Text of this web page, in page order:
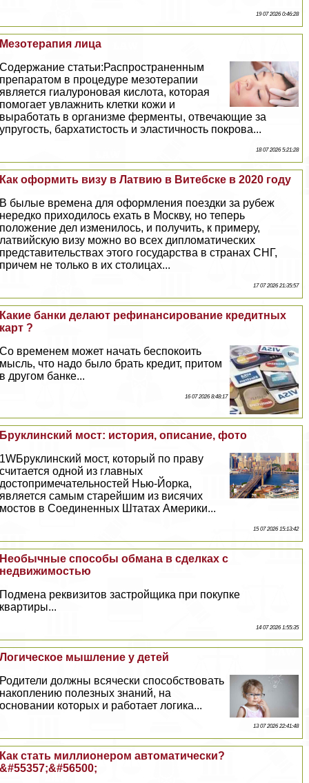
19 07 2026 0:46:28
Мезотерапия лица
Содержание статьи:Распространенным
препаратом в процедуре мезотерапии
является гиалуроновая кислота, которая
помогает увлажнить клетки кожи и
выработать в организме ферменты, отвечающие за
упругость, бархатистость и эластичность покрова...
18 07 2026 5:21:28
Как оформить визу в Латвию в Витебске в 2020 году
В былые времена для оформления поездки за рубеж
нередко приходилось ехать в Москву, но теперь
положение дел изменилось, и получить, к примеру,
латвийскую визу можно во всех дипломатических
представительствах этого государства в странах СНГ,
причем не только в их столицах...
17 07 2026 21:35:57
Какие банки делают рефинансирование кредитных
карт ?
Со временем может начать беспокоить
мысль, что надо было брать кредит, притом
в другом банке...
16 07 2026 8:48:17
Бруклинский мост: история, описание, фото
1WБруклинский мост, который по праву
считается одной из главных
достопримечательностей Нью-Йорка,
является самым старейшим из висячих
мостов в Соединенных Штатах Америки...
15 07 2026 15:13:42
Необычные способы обмана в сделках с
недвижимостью
Подмена реквизитов застройщика при покупке
квартиры...
14 07 2026 1:55:35
Логическое мышление у детей
Родители должны всячески способствовать
накоплению полезных знаний, на
основании которых и работает логика...
13 07 2026 22:41:48
Как стать миллионером автоматически?
&#55357;&#56500;